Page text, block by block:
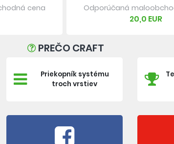
cena Odporúčaná
20,0 EUR
PREČO CRAFT
Priekopník systému
troch vrstiev